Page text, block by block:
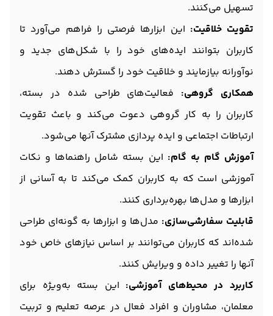
تسهیل می‌کنند.
تقویت خلاقیت: این ابزارها فرصتی را فراهم می‌آورد تا
کاربران بتوانند ایده‌های خود را با شکل‌های جدید و
نوآورانه بیازمایند و خلاقیت خود را گسترش دهند.
همکاری گروهی: فعالیت‌های طراحی شده در بسته،
کاربران را به کار گروهی دعوت می‌کند و باعث تقویت
ارتباطات اجتماعی و ایده پردازی مشترک آنها می‌شود.
آموزش گام به گام: این بسته شامل راهنماها و نکات
آموزشی است که به کاربران کمک می‌کند تا به آسانی از
ابزارها و مدل‌ها بهره‌برداری کنند.
قابلیت سفارشی‌سازی: مدل‌ها و ابزارها به گونه‌ای طراحی
شده‌اند که کاربران می‌توانند بر اساس نیازهای خاص خود
آنها را تغییر داده و ویرایش کنند.
کاربرد در محیط‌های آموزشی: این بسته به‌ویژه برای
معلمان، مشاوران و افراد فعال در عرصه تعلیم و تربیت